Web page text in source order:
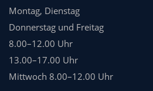
Montag, Dienstag
Donnerstag und Freitag
8.00–12.00 Uhr
13.00–17.00 Uhr
Mittwoch 8.00–12.00 Uhr